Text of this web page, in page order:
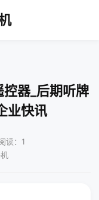
器_后期听牌
业快讯
读：1